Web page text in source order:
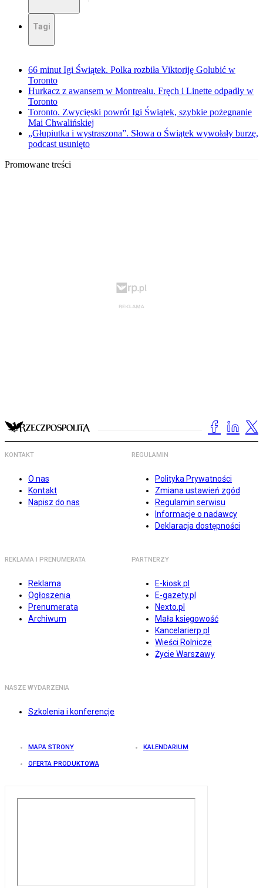
Tagi
66 minut Igi Świątek. Polka rozbiła Viktoriję Golubić w
Toronto
Hurkacz z awansem w Montrealu. Fręch i Linette odpadły w
Toronto
Toronto. Zwycięski powrót Igi Świątek, szybkie pożegnanie
Mai Chwalińskiej
„Głupiutka i wystraszona”. Słowa o Świątek wywołały burzę,
podcast usunięto
Promowane treści
KONTAKT
O nas
Kontakt
Napisz do nas
REGULAMIN
Polityka Prywatności
Zmiana ustawień zgód
Regulamin serwisu
Informacje o nadawcy
Deklaracja dostępności
REKLAMA I PRENUMERATA
Reklama
Ogłoszenia
Prenumerata
Archiwum
PARTNERZY
E-kiosk.pl
E-gazety.pl
Nexto.pl
Mała księgowość
Kancelarierp.pl
Wieści Rolnicze
Życie Warszawy
NASZE WYDARZENIA
Szkolenia i konferencje
MAPA STRONY KALENDARIUM
OFERTA PRODUKTOWA